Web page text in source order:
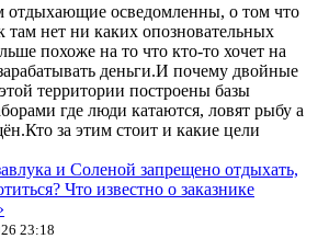
отдыхающие осведомленны, о том что
там нет ни каких опозновательных
похоже на то что кто-то хочет на
деньги.И почему двойные
территории построены базы
где люди катаются, ловят рыбу а
за этим стоит и какие цели
и Соленой запрещено отдыхать,
Что известно о заказнике
23:18